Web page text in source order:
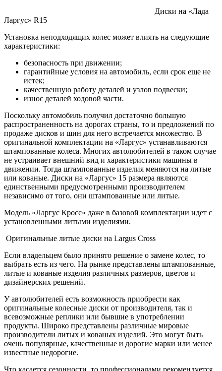
Диски на «Лада
Ларгус» R15
Установка неподходящих колес может влиять на следующие
характеристики:
безопасность при движении;
гарантийные условия на автомобиль, если срок еще не
истек;
качественную работу деталей и узлов подвески;
износ деталей ходовой части.
Поскольку автомобиль получил достаточно большую
распространенность на дорогах страны, то и предложений по
продаже дисков и шин для него встречается множество. В
оригинальной комплектации на «Ларгус» устанавливаются
штампованные колеса. Многих автолюбителей в таком случае
не устраивает внешний вид и характеристики машины в
движении. Тогда штампованные изделия меняются на литые
или кованые. Диски на «Ларгус» 15 размера являются
единственными предусмотренными производителем
независимо от того, они штампованные или литые.
Модель «Ларгус Кросс» даже в базовой комплектации идет с
установленными литыми изделиями.
Оригинальные литые диски на Largus Cross
Если владельцем было принято решение о замене колес, то
выбрать есть из чего. На рынке представлены штампованные,
литые и кованые изделия различных размеров, цветов и
дизайнерских решений.
У автолюбителей есть возможность приобрести как
оригинальные колесные диски от производителя, так и
всевозможные реплики или бывшие в употреблении
продукты. Широко представлены различные мировые
производители литых и кованых изделий. Это могут быть
очень популярные, качественные и дорогие марки или менее
известные недорогие.